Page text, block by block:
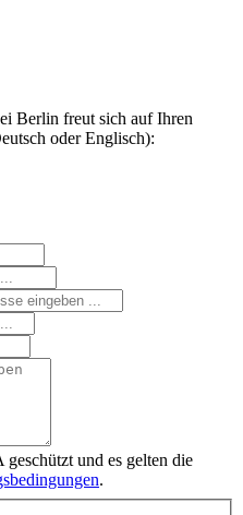
Berlin freut sich auf Ihren
oder Englisch):
und es gelten die
.